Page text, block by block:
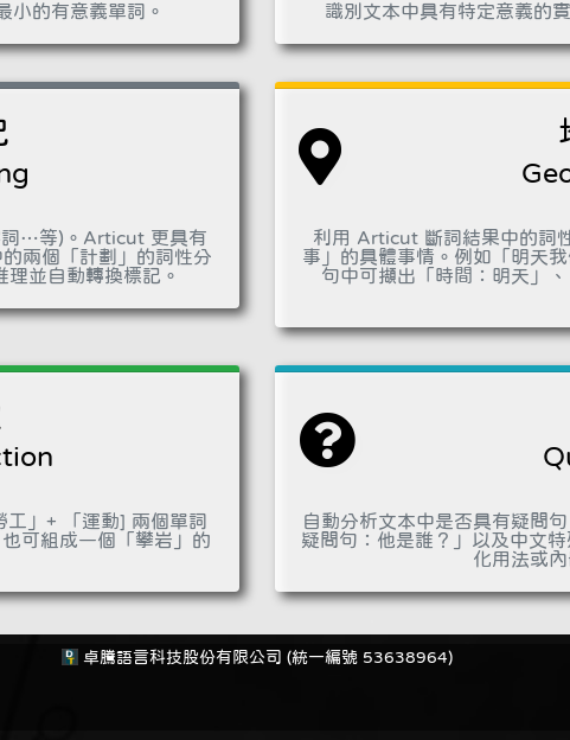
小的有意義單詞。 識別文本中具有特定意義的
詞…等)。Articut 更具有
兩個「計劃」的詞性分
並自動轉換標記。
利用 Articut 斷詞結果中的詞
事」的具體事情。例如「明天
句中可擷出「時間：明天」
工」+ 「運動] 兩個單詞
可組成一個「攀岩」的
自動分析文本中是否具有疑問
疑問句：他是誰？」以及中文
化用法或
卓騰語言科技股份有限公司 (統一編號 53638964)